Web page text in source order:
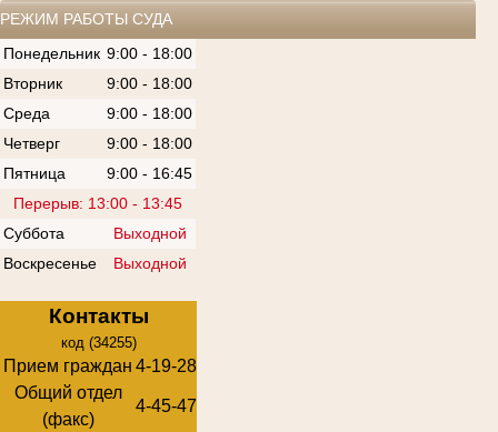
РЕЖИМ РАБОТЫ СУДА
Понедельник 9:00 - 18:00
Вторник
9:00 - 18:00
Среда
9:00 - 18:00
Четверг
9:00 - 18:00
Пятница
9:00 - 16:45
Перерыв: 13:00 - 13:45
Суббота
Выходной
Воскресенье
Выходной
Контакты
код (34255)
Прием граждан 4-19-28
Общий отдел
(факс)
4-45-47